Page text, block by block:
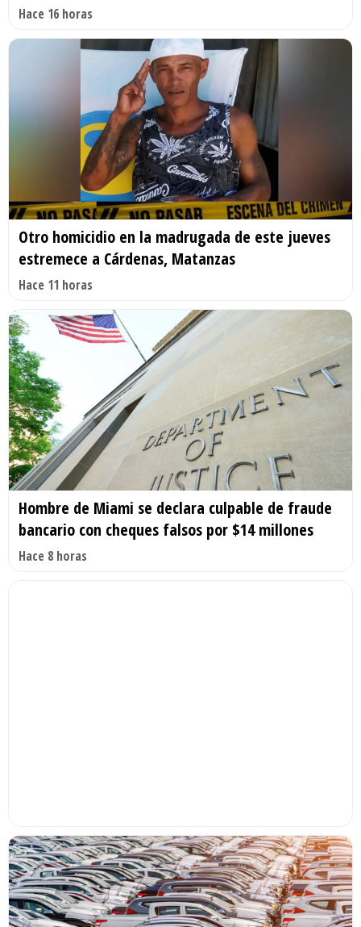
Hace 16 horas
Otro homicidio en la madrugada de este jueves
estremece a Cárdenas, Matanzas
Hace 11 horas
Hombre de Miami se declara culpable de fraude
bancario con cheques falsos por $14 millones
Hace 8 horas